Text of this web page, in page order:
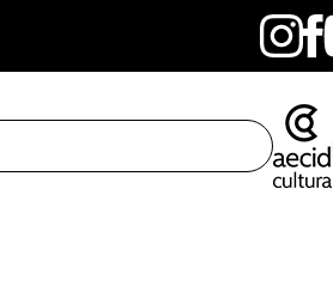
Bandcamp